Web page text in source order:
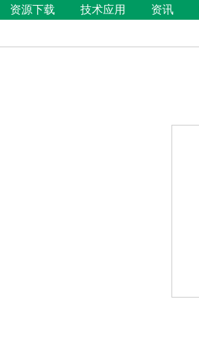
资源下载 技术应用 资讯